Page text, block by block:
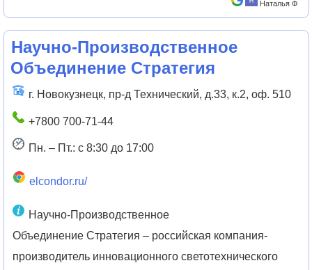
Наталья Ф
Научно-Производственное
Объединение Стратегия
г. Новокузнецк, пр-д Технический, д.33, к.2, оф. 510
+7800 700-71-44
Пн. – Пт.: c 8:30 до 17:00
elcondor.ru/
Научно-Производственное
Объединение Стратегия – российская компания-
производитель инновационного светотехнического